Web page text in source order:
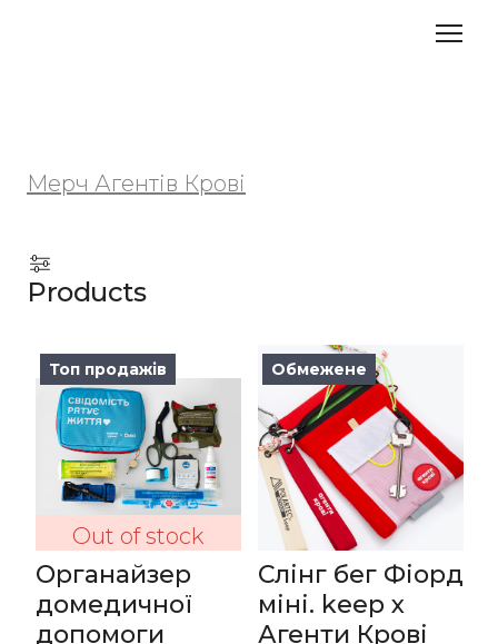
Мерч Агентів Крові
Products
Топ продажів
Out of stock
Органайзер
домедичної
допомоги
Обмежене
Слінг бег Фіорд
міні. keep x
Агенти Крові